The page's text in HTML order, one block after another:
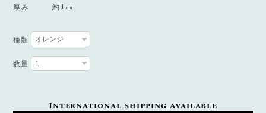
厚み 約1㎝
種類
数量
International shipping available